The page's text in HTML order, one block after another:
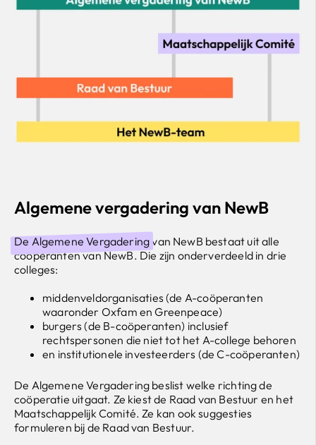
Algemene vergadering van NewB
De Algemene Vergadering van NewB bestaat uit alle
coöperanten van NewB. Die zijn onderverdeeld in drie
colleges:
middenveldorganisaties (de A-coöperanten
waaronder Oxfam en Greenpeace)
burgers (de B-coöperanten) inclusief
rechtspersonen die niet tot het A-college behoren
en institutionele investeerders (de C-coöperanten)
De Algemene Vergadering beslist welke richting de
coöperatie uitgaat. Ze kiest de Raad van Bestuur en het
Maatschappelijk Comité. Ze kan ook suggesties
formuleren bij de Raad van Bestuur.